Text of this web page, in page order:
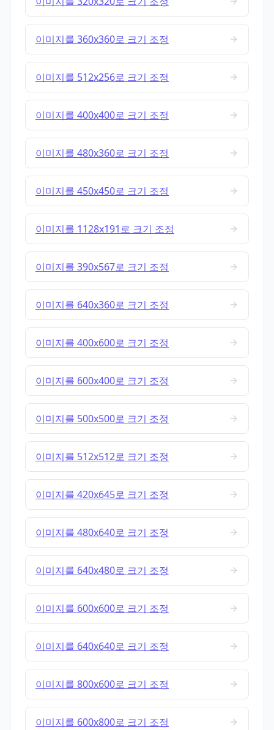
이미지를 360x360로 크기 조정
이미지를 512x256로 크기 조정
이미지를 400x400로 크기 조정
이미지를 480x360로 크기 조정
이미지를 450x450로 크기 조정
이미지를 1128x191로 크기 조정
이미지를 390x567로 크기 조정
이미지를 640x360로 크기 조정
이미지를 400x600로 크기 조정
이미지를 600x400로 크기 조정
이미지를 500x500로 크기 조정
이미지를 512x512로 크기 조정
이미지를 420x645로 크기 조정
이미지를 480x640로 크기 조정
이미지를 640x480로 크기 조정
이미지를 600x600로 크기 조정
이미지를 640x640로 크기 조정
이미지를 800x600로 크기 조정
이미지를 600x800로 크기 조정